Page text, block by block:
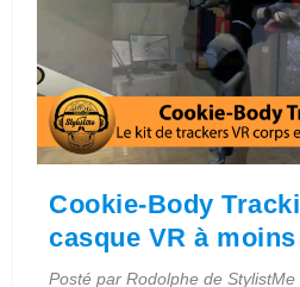
Cookie-Body
casque VR à
Posté parRodolphe de StylistMe